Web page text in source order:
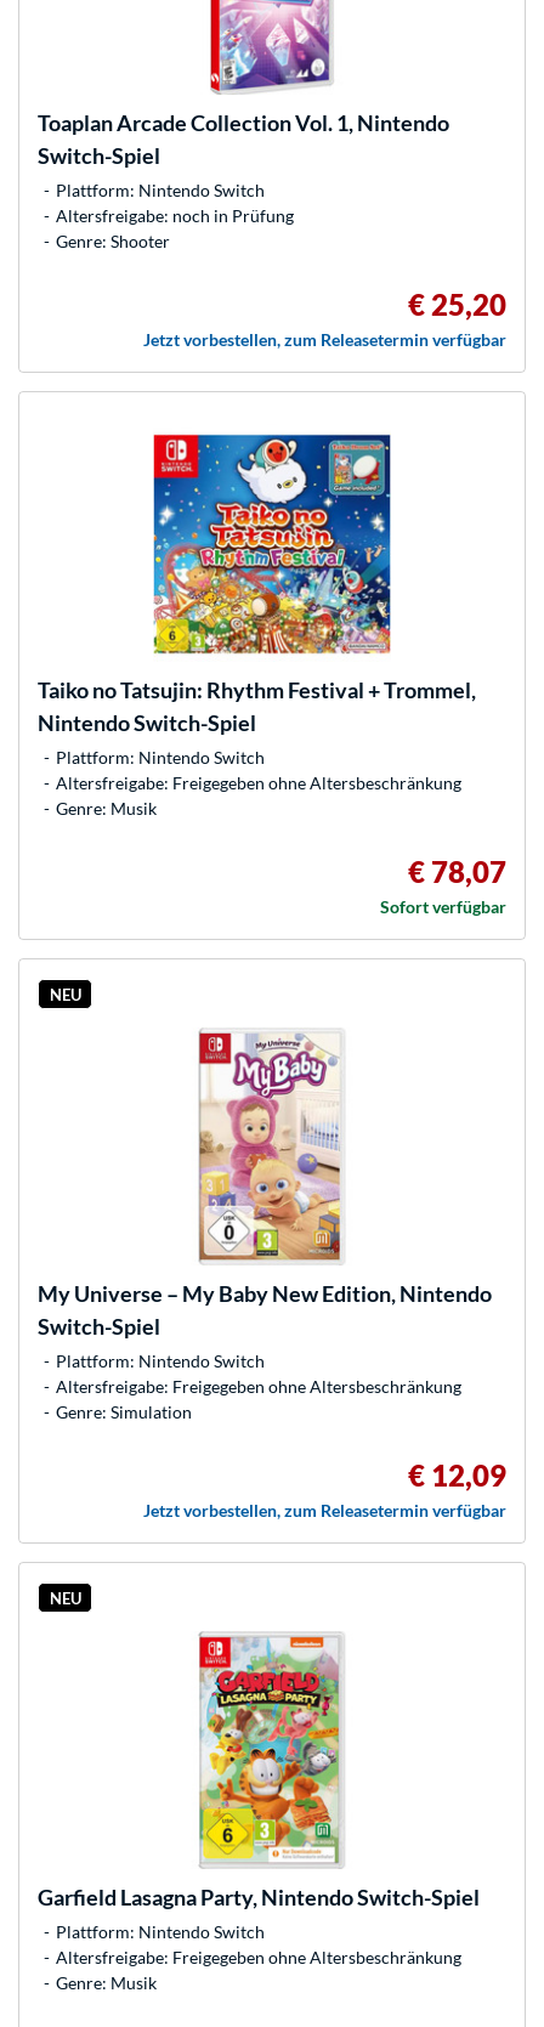
Toaplan Arcade Collection Vol. 1, Nintendo
Switch-Spiel
Plattform: Nintendo Switch
Altersfreigabe: noch in Prüfung
Genre: Shooter
€ 25,20
Jetzt vorbestellen, zum Releasetermin verfügbar
Taiko no Tatsujin: Rhythm Festival + Trommel,
Nintendo Switch-Spiel
Plattform: Nintendo Switch
Altersfreigabe: Freigegeben ohne Altersbeschränkung
Genre: Musik
€ 78,07
Sofort verfügbar
NEU
My Universe – My Baby New Edition, Nintendo
Switch-Spiel
Plattform: Nintendo Switch
Altersfreigabe: Freigegeben ohne Altersbeschränkung
Genre: Simulation
€ 12,09
Jetzt vorbestellen, zum Releasetermin verfügbar
NEU
Garfield Lasagna Party, Nintendo Switch-Spiel
Plattform: Nintendo Switch
Altersfreigabe: Freigegeben ohne Altersbeschränkung
Genre: Musik